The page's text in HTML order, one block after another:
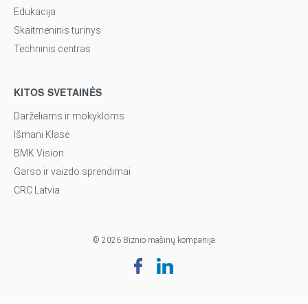
Edukacija
Skaitmeninis turinys
Techninis centras
KITOS SVETAINĖS
Darželiams ir mokykloms
Išmani Klasė
BMK Vision
Garso ir vaizdo sprendimai
CRC Latvia
© 2026 Biznio mašinų kompanija